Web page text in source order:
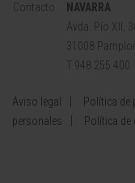
Contacto
NAVARRA
Avda. Pío XII,
31008
T 948 255 400
Aviso legal Política de
personales
Política de